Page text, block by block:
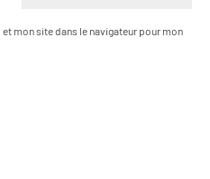
mon site dans le navigateur pour mon